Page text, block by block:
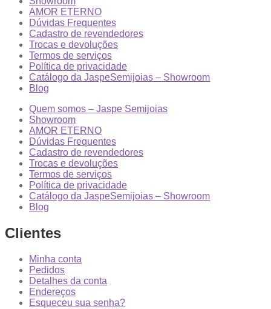
AMOR ETERNO
Dúvidas Frequentes
Cadastro de revendedores
Trocas e devoluções
Termos de serviços
Política de privacidade
Catálogo da JaspeSemijoias – Showroom
Blog
Quem somos – Jaspe Semijoias
Showroom
AMOR ETERNO
Dúvidas Frequentes
Cadastro de revendedores
Trocas e devoluções
Termos de serviços
Política de privacidade
Catálogo da JaspeSemijoias – Showroom
Blog
Clientes
Minha conta
Pedidos
Detalhes da conta
Endereços
Esqueceu sua senha?